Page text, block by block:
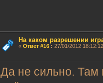
На каком разрешении
« Ответ #16: 27/01/2012
Да не сильно. Там